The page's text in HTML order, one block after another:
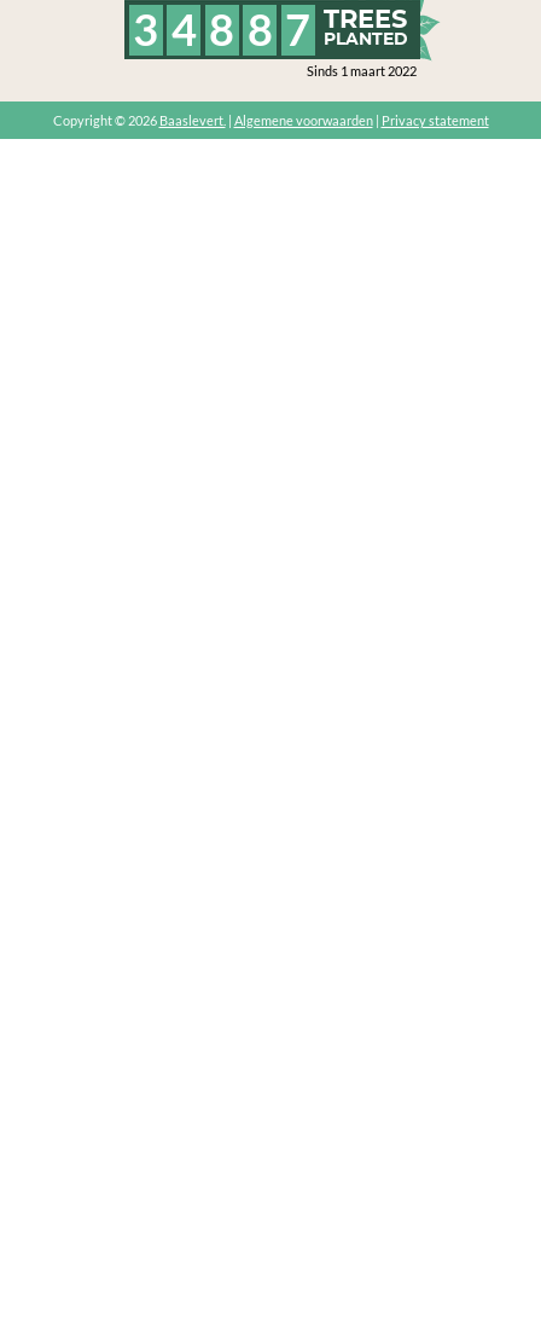
3 4 8 8 7 TREES
PLANTED
Sinds 1 maart 2022
Copyright © 2026 Baaslevert. Algemene voorwaarden| Privacy statement